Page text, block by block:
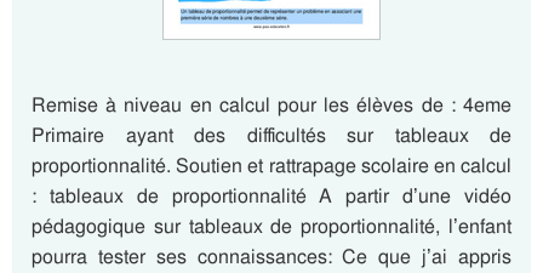
Remise à niveau en calcul pour les élèves de : 4eme
Primaire ayant des difficultés sur tableaux de
proportionnalité. Soutien et rattrapage scolaire en calcul
: tableaux de proportionnalité A partir d’une vidéo
pédagogique sur tableaux de proportionnalité, l’enfant
pourra tester ses connaissances: Ce que j’ai appris